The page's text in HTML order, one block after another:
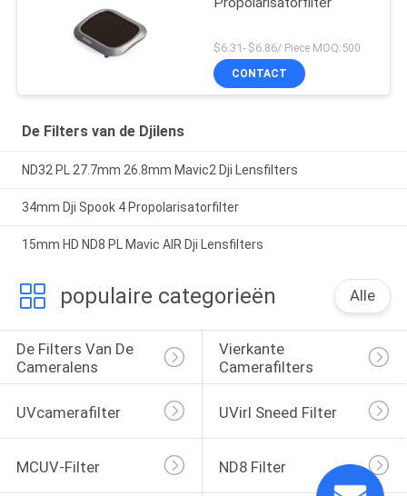
$6.31- $6.86/ Piece MOQ:500
CONTACT
De Filters van de Djilens
ND32 PL 27.7mm 26.8mm Mavic2 Dji Lensfilters
34mm Dji Spook 4 Propolarisatorfilter
15mm HD ND8 PL Mavic AIR Dji Lensfilters
populaire categorieën Alle
De Filters Van De
Cameralens
Vierkante
Camerafilters
UVcamerafilter UVirl Sneed Filter
MCUV-Filter ND8 Filter